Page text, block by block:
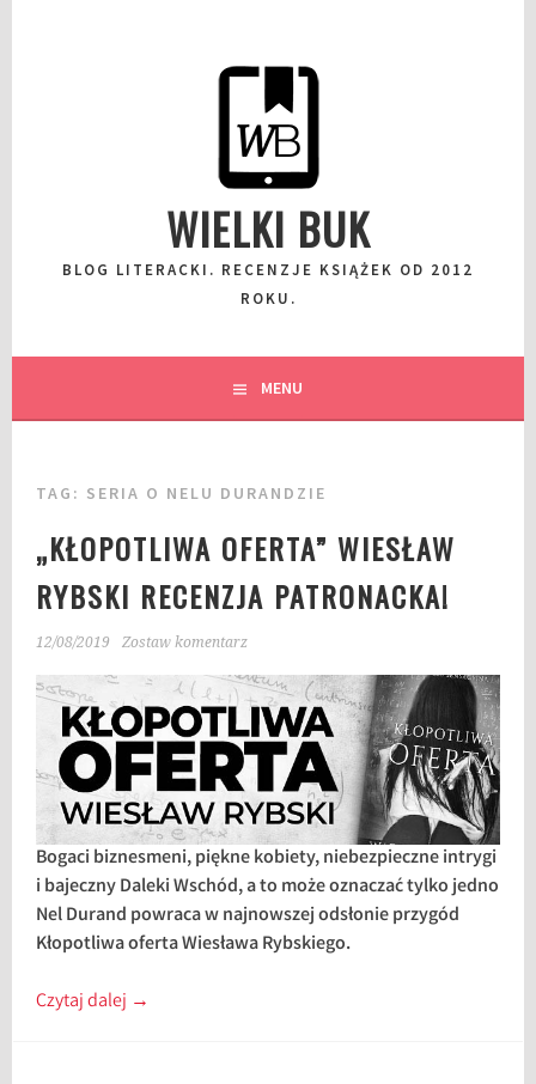
WIELKI BUK
BLOG LITERACKI. RECENZJE KSIĄŻEK OD 2012
ROKU.
MENU
TAG: SERIA O NELU DURANDZIE
„KŁOPOTLIWA OFERTA” WIESŁAW
RYBSKI RECENZJA PATRONACKA!
12/08/2019 Zostaw komentarz
Bogaci biznesmeni, piękne kobiety, niebezpieczne intrygi
i bajeczny Daleki Wschód, a to może oznaczać tylko jedno
Nel Durand powraca w najnowszej odsłonie przygód
Kłopotliwa oferta Wiesława Rybskiego.
Czytaj dalej →